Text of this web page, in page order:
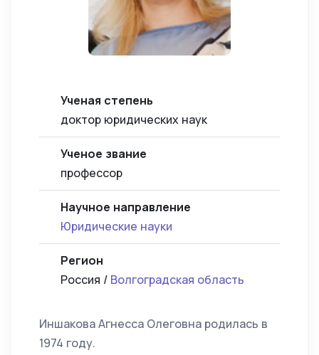
Ученая степень
доктор юридических наук
Ученое звание
профессор
Научное направление
Юридические науки
Регион
Россия / Волгоградская область
Иншакова Агнесса Олеговна родилась в
1974 году.